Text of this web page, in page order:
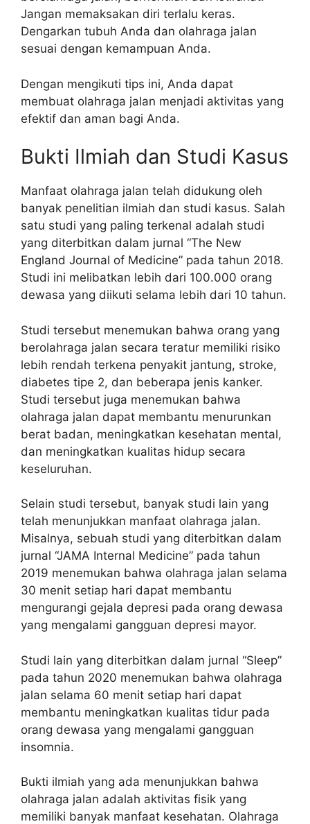
Jangan memaksakan diri terlalu keras.
Dengarkan tubuh Anda dan olahraga jalan
sesuai dengan kemampuan Anda.
Dengan mengikuti tips ini, Anda dapat
membuat olahraga jalan menjadi aktivitas yang
efektif dan aman bagi Anda.
Bukti Ilmiah dan Studi Kasus
Manfaat olahraga jalan telah didukung oleh
banyak penelitian ilmiah dan studi kasus. Salah
satu studi yang paling terkenal adalah studi
yang diterbitkan dalam jurnal “The New
England Journal of Medicine” pada tahun 2018.
Studi ini melibatkan lebih dari 100.000 orang
dewasa yang diikuti selama lebih dari 10 tahun.
Studi tersebut menemukan bahwa orang yang
berolahraga jalan secara teratur memiliki risiko
lebih rendah terkena penyakit jantung, stroke,
diabetes tipe 2, dan beberapa jenis kanker.
Studi tersebut juga menemukan bahwa
olahraga jalan dapat membantu menurunkan
berat badan, meningkatkan kesehatan mental,
dan meningkatkan kualitas hidup secara
keseluruhan.
Selain studi tersebut, banyak studi lain yang
telah menunjukkan manfaat olahraga jalan.
Misalnya, sebuah studi yang diterbitkan dalam
jurnal “JAMA Internal Medicine” pada tahun
2019 menemukan bahwa olahraga jalan selama
30 menit setiap hari dapat membantu
mengurangi gejala depresi pada orang dewasa
yang mengalami gangguan depresi mayor.
Studi lain yang diterbitkan dalam jurnal “Sleep”
pada tahun 2020 menemukan bahwa olahraga
jalan selama 60 menit setiap hari dapat
membantu meningkatkan kualitas tidur pada
orang dewasa yang mengalami gangguan
insomnia.
Bukti ilmiah yang ada menunjukkan bahwa
olahraga jalan adalah aktivitas fisik yang
memiliki banyak manfaat kesehatan. Olahraga